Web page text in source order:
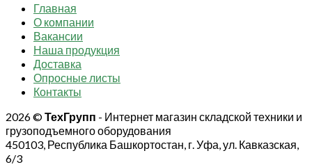
Главная
О компании
Вакансии
Наша продукция
Доставка
Опросные листы
Контакты
2026 ©ТехГрупп - Интернет магазин складской техники и
грузоподъемного оборудования
450103, Республика Башкортостан, г. Уфа, ул. Кавказская,
6/3